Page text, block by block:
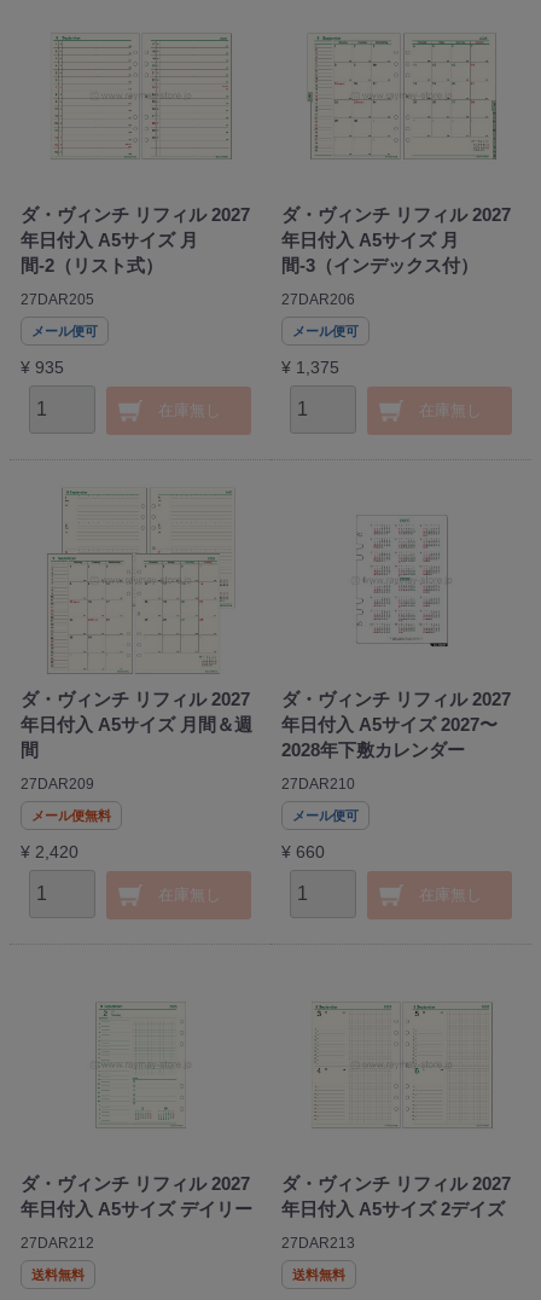
ダ・ヴィンチ リフィル 2027
年日付入 A5サイズ 月
間-2（リスト式）
27DAR205
メール便可
¥ 935
在庫無し
ダ・ヴィンチ リフィル 2027
年日付入 A5サイズ 月
間-3（インデックス付）
27DAR206
メール便可
¥ 1,375
在庫無し
ダ・ヴィンチ リフィル 2027
年日付入 A5サイズ 月間＆週
間
27DAR209
メール便無料
¥ 2,420
在庫無し
ダ・ヴィンチ リフィル 2027
年日付入 A5サイズ 2027〜
2028年下敷カレンダー
27DAR210
メール便可
¥ 660
在庫無し
ダ・ヴィンチ リフィル 2027
年日付入 A5サイズ デイリー
27DAR212
送料無料
ダ・ヴィンチ リフィル 2027
年日付入 A5サイズ 2デイズ
27DAR213
送料無料